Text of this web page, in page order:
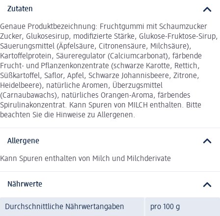
Zutaten
Genaue Produktbezeichnung: Fruchtgummi mit Schaumzucker
Zucker, Glukosesirup, modifizierte Stärke, Glukose-Fruktose-Sirup,
Säuerungsmittel (Äpfelsäure, Citronensäure, Milchsäure),
Kartoffelprotein, Säureregulator (Calciumcarbonat), färbende
Frucht- und Pflanzenkonzentrate (schwarze Karotte, Rettich,
Süßkartoffel, Saflor, Apfel, Schwarze Johannisbeere, Zitrone,
Heidelbeere), natürliche Aromen, Überzugsmittel
(Carnaubawachs), natürliches Orangen-Aroma, färbendes
Spirulinakonzentrat. Kann Spuren von MILCH enthalten. Bitte
beachten Sie die Hinweise zu Allergenen.
Allergene
Kann Spuren enthalten von Milch und Milchderivate
Nährwerte
Durchschnittliche Nährwertangaben pro 100 g